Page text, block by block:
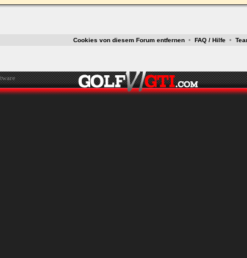
Cookies von diesem Forum entfernen • FAQ / Hilfe •